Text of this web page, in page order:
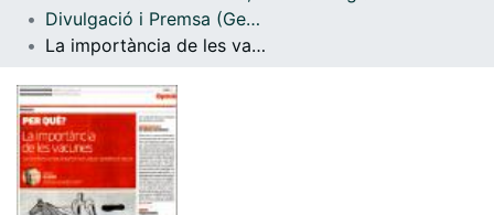
Divulgació i Premsa (Genètica, Microbiologia i Estadística)
La importància de les vacunes. Un conflicte entre llibertat individual i protecció social